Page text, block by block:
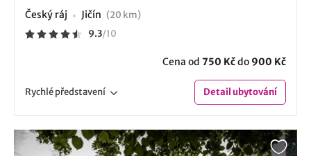
Český ráj Jičín (20 km)
9.3/10
Cena od 750 Kčdo 900 Kč
Rychlépředstavení Detailubytování